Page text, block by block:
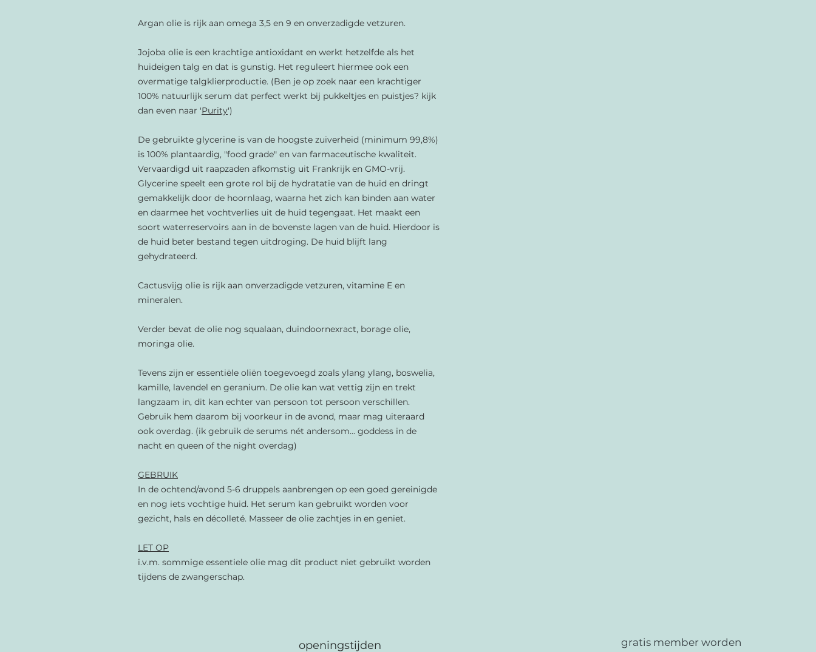
Argan olie is rijk aan omega 3,5 en 9 en onverzadigde vetzuren.
Jojoba olie is een krachtige antioxidant en werkt hetzelfde als het
huideigen talg en dat is gunstig. Het reguleert hiermee ook een
overmatige talgklierproductie. (Ben je op zoek naar een krachtiger
100% natuurlijk serum dat perfect werkt bij pukkeltjes en puistjes? kijk
dan even naar 'Purity')
De gebruikte glycerine is van de hoogste zuiverheid (minimum 99,8%)
is 100% plantaardig, "food grade" en van farmaceutische kwaliteit.
Vervaardigd uit raapzaden afkomstig uit Frankrijk en GMO-vrij.
Glycerine speelt een grote rol bij de hydratatie van de huid en dringt
gemakkelijk door de hoornlaag, waarna het zich kan binden aan water
en daarmee het vochtverlies uit de huid tegengaat. Het maakt een
soort waterreservoirs aan in de bovenste lagen van de huid. Hierdoor is
de huid beter bestand tegen uitdroging. De huid blijft lang
gehydrateerd.
Cactusvijg olie is rijk aan onverzadigde vetzuren, vitamine E en
mineralen.
Verder bevat de olie nog squalaan, duindoornexract, borage olie,
moringa olie.
Tevens zijn er essentiële oliën toegevoegd zoals ylang ylang, boswelia,
kamille, lavendel en geranium. De olie kan wat vettig zijn en trekt
langzaam in, dit kan echter van persoon tot persoon verschillen.
Gebruik hem daarom bij voorkeur in de avond, maar mag uiteraard
ook overdag. (ik gebruik de serums nét andersom... goddess in de
nacht en queen of the night overdag)
GEBRUIK
In de ochtend/avond 5-6 druppels aanbrengen op een goed gereinigde
en nog iets vochtige huid. Het serum kan gebruikt worden voor
gezicht, hals en décolleté. Masseer de olie zachtjes in en geniet.
LET OP
i.v.m. sommige essentiele olie mag dit product niet gebruikt worden
tijdens de zwangerschap.
openingstijden gratis member worden